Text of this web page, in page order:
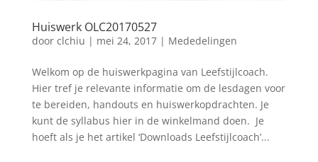
Huiswerk OLC20170527
door clchiu | mei 24, 2017| Mededelingen
Welkom op de huiswerkpagina van Leefstijlcoach.
Hier tref je relevante informatie om de lesdagen voor
te bereiden, handouts en huiswerkopdrachten. Je
kunt de syllabus hier in de winkelmand doen. Je
hoeft als je het artikel ‘Downloads Leefstijlcoach’...